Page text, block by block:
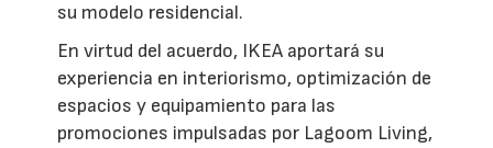
su modelo residencial.
En virtud del acuerdo, IKEA aportará su
experiencia en interiorismo, optimización de
espacios y equipamiento para las
promociones impulsadas por Lagoom Living,